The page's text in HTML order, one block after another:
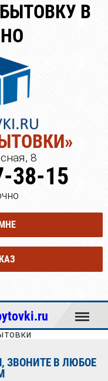
В
8
38-15
Меню
ЗВОНИТЕ В ЛЮБОЕ